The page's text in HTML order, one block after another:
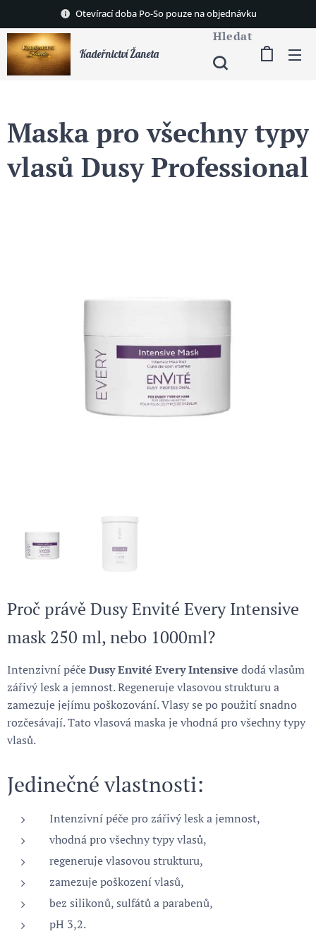
Otevírací doba Po-So pouze na objednávku
Kadeřnictví Žaneta
Hledat
Maska pro všechny typy
vlasů Dusy Professional
Proč právě Dusy Envité Every Intensive
mask 250 ml, nebo 1000ml?
Intenzivní péčeDusy Envité Every Intensive dodá vlasům
zářivý lesk a jemnost. Regeneruje vlasovou strukturu a
zamezuje jejímu poškozování. Vlasy se po použití snadno
rozčesávají. Tato vlasová maska je vhodná pro všechny typy
vlasů.
Jedinečné vlastnosti:
Intenzivní péče pro zářivý lesk a jemnost,
vhodná pro všechny typy vlasů,
regeneruje vlasovou strukturu,
zamezuje poškození vlasů,
bez silikonů, sulfátů a parabenů,
pH 3,2.